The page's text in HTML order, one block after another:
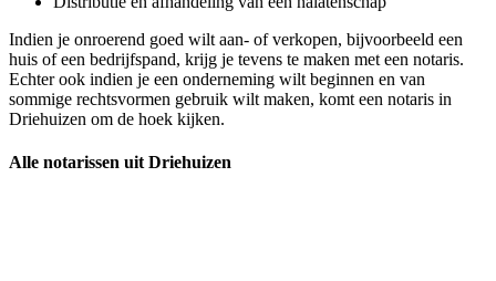
Indien je onroerend goed wilt aan- of verkopen, bijvoorbeeld een
huis of een bedrijfspand, krijg je tevens te maken met een notaris.
Echter ook indien je een onderneming wilt beginnen en van
sommige rechtsvormen gebruik wilt maken, komt een notaris in
Driehuizen om de hoek kijken.
Alle notarissen uit Driehuizen